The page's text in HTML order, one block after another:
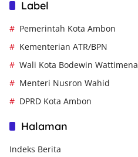
Label
Pemerintah Kota Ambon
Kementerian ATR/BPN
Wali Kota Bodewin Wattimena
Menteri Nusron Wahid
DPRD Kota Ambon
Halaman
Indeks Berita